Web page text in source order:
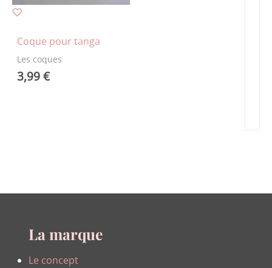
Coque pour tanga
Les coques
3,99€
La marque
Le concept